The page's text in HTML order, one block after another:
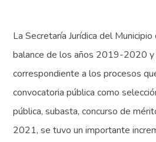
La Secretaría Jurídica del
balance de los años 2019-2020
correspondiente a los procesos
convocatoria pública como
pública, subasta, concurso de
2021, se tuvo un importante